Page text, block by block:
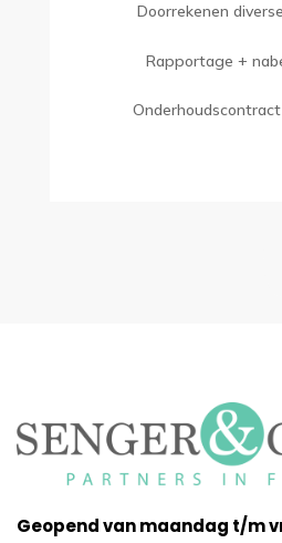
Doorrekenen
Rapportage +
Geopend van maandag t/m